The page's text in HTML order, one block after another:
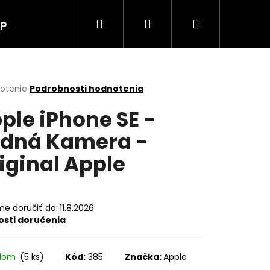
Kontakt
Hľadať PrihlásenieNákupný
Podrobnosti hodnotenia
iPhone SE -
Kamera -
Apple
doručiť do: 11.8.2026
doručenia
(5 ks) Kód: 385 Značka:Apple
Nasledujúce